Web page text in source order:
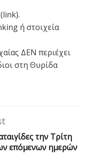
ή στοιχεία
ΔΕΝ περιέχει
στη Θυρίδα
την Τρίτη
επόμενων ημερών